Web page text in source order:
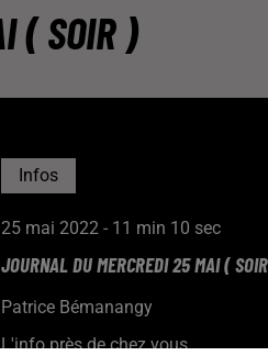
( SOIR )
Infos
25 mai 2022 - 11 min 10 sec
JOURNAL DU MERCREDI 25 MAI (
Patrice Bémanangy
L'info près de chez vous.